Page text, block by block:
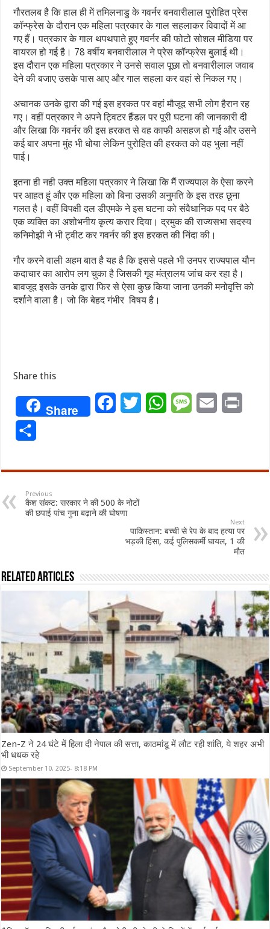
गौरतलब है कि हाल ही में तमिलनाडु के गवर्नर बनवारीलाल पुरोहित प्रेस
कॉन्फ्रेस के दौरान एक महिला पत्रकार के गाल सहलाकर विवादों में आ
गए हैं। पत्रकार के गाल थपथपाते हुए गवर्नर की फोटो सोशल मीडिया पर
वायरल हो गई है। 78 वर्षीय बनवारीलाल ने प्रेस कॉन्फ्रेस बुलाई थी।
इस दौरान एक महिला पत्रकार ने उनसे सवाल पूछा तो बनवारीलाल जवाब
देने की बजाए उसके पास आए और गाल सहला कर वहां से निकल गए।
अचानक उनके द्वारा की गई इस हरकत पर वहां मौजूद सभी लोग हैरान रह
गए। वहीं पत्रकार ने अपने ट्विटर हैंडल पर पूरी घटना की जानकारी दी
और लिखा कि गवर्नर की इस हरकत से वह काफी असहज हो गई और उसने
कई बार अपना मुंह भी धोया लेकिन पुरोहित की हरकत को वह भुला नहीं
पाई।
इतना ही नही उक्त महिला पत्रकार ने लिखा कि मैं राज्‍यपाल के ऐसा करने
पर आहत हूं और एक महिला को बिना उसकी अनुमति के इस तरह छूना
गलत है। वहीं विपक्षी दल डीएमके ने इस घटना को संवैधानिक पद पर बैठे
एक व्यक्ति का अशोभनीय कृत्य करार दिया। द्रमुक की राज्यसभा सदस्य
कनिमोझी ने भी ट्वीट कर गवर्नर की इस हरकत की निंदा की।
गौर करने वाली अहम बात है यह है कि इससे पहले भी उनपर राज्यपाल यौन
कदाचार का आरोप लग चुका है जिसकी गृह मंत्रालय जांच कर रहा है।
बावजूद इसके उनके द्वारा फिर से ऐसा कुछ किया जाना उनकी मनोवृत्ति को
दर्शाने वाला है। जो कि बेहद गंभीर विषय है।
Share this
Share FacebookTwitterWhatsAppMessageEmail
Previous
कैश संकट: सरकार ने की 500 के नोटों
की छपाई पांच गुना बढ़ाने की घोषणा
Next
पाकिस्तान: बच्ची से रेप के बाद हत्या पर
भड़की हिंसा, कई पुलिसकर्मी घायल, 1 की
मौत
Related Articles
Zen-Z ने 24 घंटे में हिला दी नेपाल की सत्ता, काठमांडू में लौट रही शांति, ये शहर अभी
भी धधक रहे
September 10, 2025- 8:18 PM